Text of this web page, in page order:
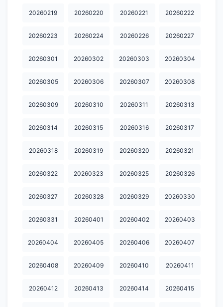
20260219 20260220 20260221 20260222
20260223 20260224 20260226 20260227
20260301 20260302 20260303 20260304
20260305 20260306 20260307 20260308
20260309 20260310 20260311 20260313
20260314 20260315 20260316 20260317
20260318 20260319 20260320 20260321
20260322 20260323 20260325 20260326
20260327 20260328 20260329 20260330
20260331 20260401 20260402 20260403
20260404 20260405 20260406 20260407
20260408 20260409 20260410 20260411
20260412 20260413 20260414 20260415